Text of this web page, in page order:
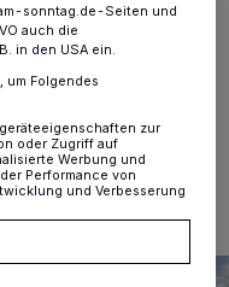
Schroer
Lesezeit
sonntag.de-Seiten und
auch die
in den USA ein.
um Folgendes
zur
oder Zugriff auf
Werbung und
Performance von
und Verbesserung